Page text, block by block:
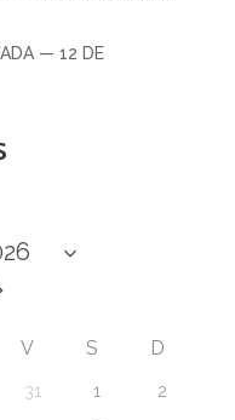
— 12 DE
V S D
31 1 2